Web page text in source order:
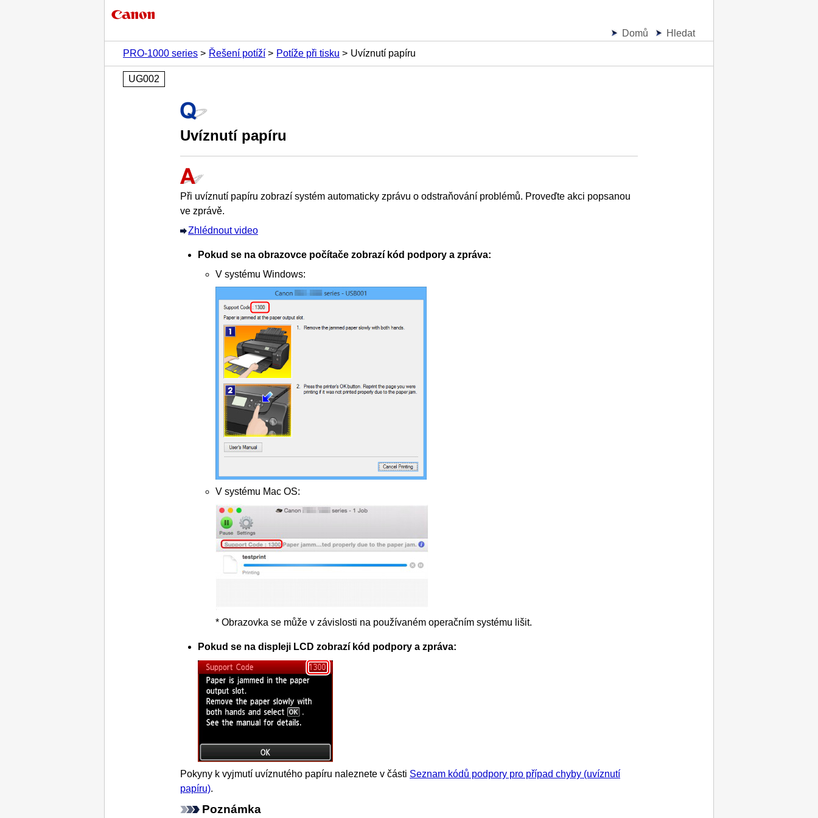
Domů
Hledat
PRO-1000 series
Řešení potíží Potíže při tisku Uvíznutí papíru
UG002
Uvíznutí papíru
Při uvíznutí papíru zobrazí systém automaticky zprávu o odstraňování problémů. Proveďte akci popsanou
ve zprávě.
Zhlédnout video
Pokud se na obrazovce počítače zobrazí kód podpory a zpráva:
V systému Windows:
V systému Mac OS:
* Obrazovka se může v závislosti na používaném operačním systému lišit.
Pokud se na displeji LCD zobrazí kód podpory a zpráva:
Pokyny k vyjmutí uvíznutého papíru naleznete v části Seznam kódů podpory pro případ chyby (uvíznutí
papíru).
Poznámka